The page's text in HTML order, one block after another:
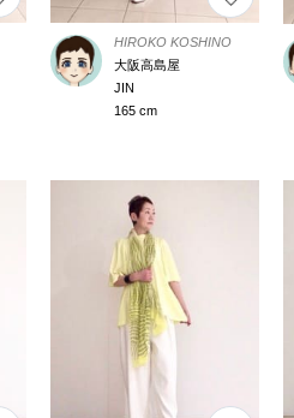
HIROKO KOSHINO
大阪高島屋
JIN
165 cm